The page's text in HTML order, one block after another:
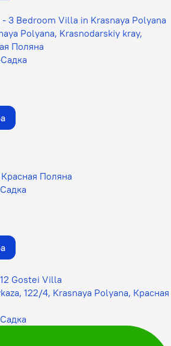
3 Bedroom Villa in Krasnaya Polyana
Polyana, Krasnodarskiy kray,
Поляна
Поляна
Gostei Villa
122/4, Krasnaya Polyana, Красная